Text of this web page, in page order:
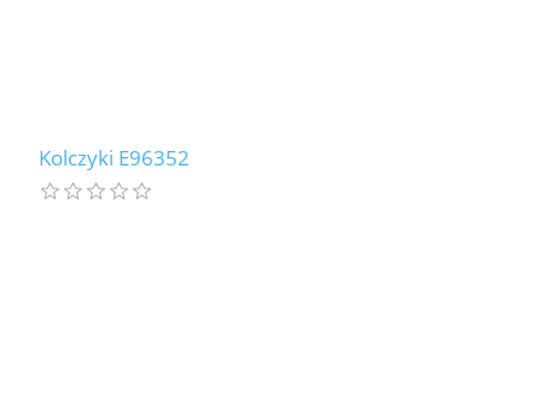
Kolczyki E96352